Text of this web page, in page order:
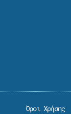
Όροι Χρήσης